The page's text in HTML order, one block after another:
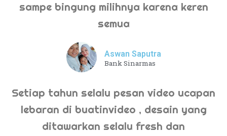
sampe bingung milihnya karena keren
semua
Aswan Saputra
Bank Sinarmas
Setiap tahun selalu pesan video ucapan
lebaran di buatinvideo , desain yang
ditawarkan selalu fresh dan